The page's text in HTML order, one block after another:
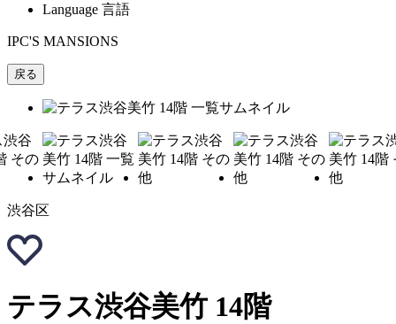
Language 言語
IPC'S MANSIONS
戻る
渋谷区
テラス渋谷美竹 14階